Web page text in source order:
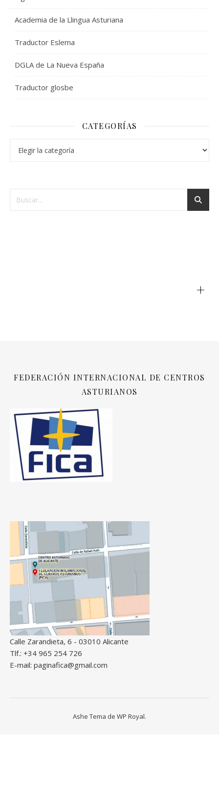
Academia de la Llingua Asturiana
Traductor Eslema
DGLA de La Nueva España
Traductor glosbe
CATEGORÍAS
+
FEDERACIÓN INTERNACIONAL DE CENTROS
ASTURIANOS
Calle Zarandieta, 6 - 03010 Alicante
Tlf.: +34 965 254 726
E-mail: paginafica@gmail.com
Ashe Tema de WP Royal.